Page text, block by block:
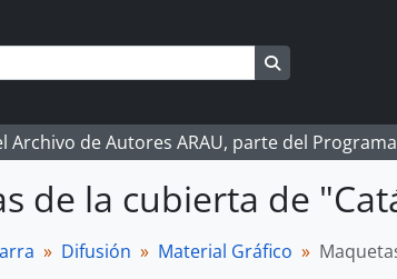
de Autores ARAU, parte del
de la cubierta de
Difusión Material Gráfico